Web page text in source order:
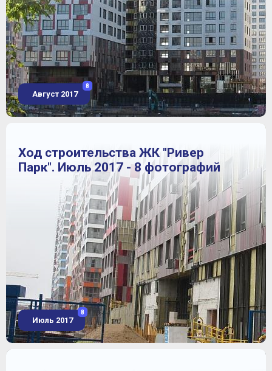
Август 2017
8
Ход строительства ЖК "Ривер
Парк". Июль 2017 - 8 фотографий
Июль 2017
8